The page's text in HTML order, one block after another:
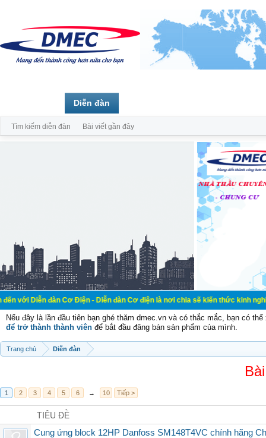
đàn Cơ Điện - Diễn đàn Cơ điện là nơi chia sẽ kiến thức kinh nghiệm
Nếu đây là lần đầu tiên bạn ghé thăm dmec.vn và có thắc mắc, bạn có
để trở thành thành viên để bắt đầu đăng bán sản phẩm của mình.
Trang chủ Diễn đàn
1 2 3 4 5 6 → 10 Tiếp >
TIÊU ĐỀ
Cung ứng block 12HP Danfoss SM148T4VC chính hãng
Diễn đàn
Tìm kiếm diễn đàn Bài viết gần đây